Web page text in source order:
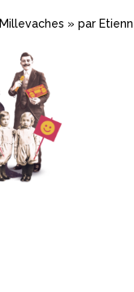
» par